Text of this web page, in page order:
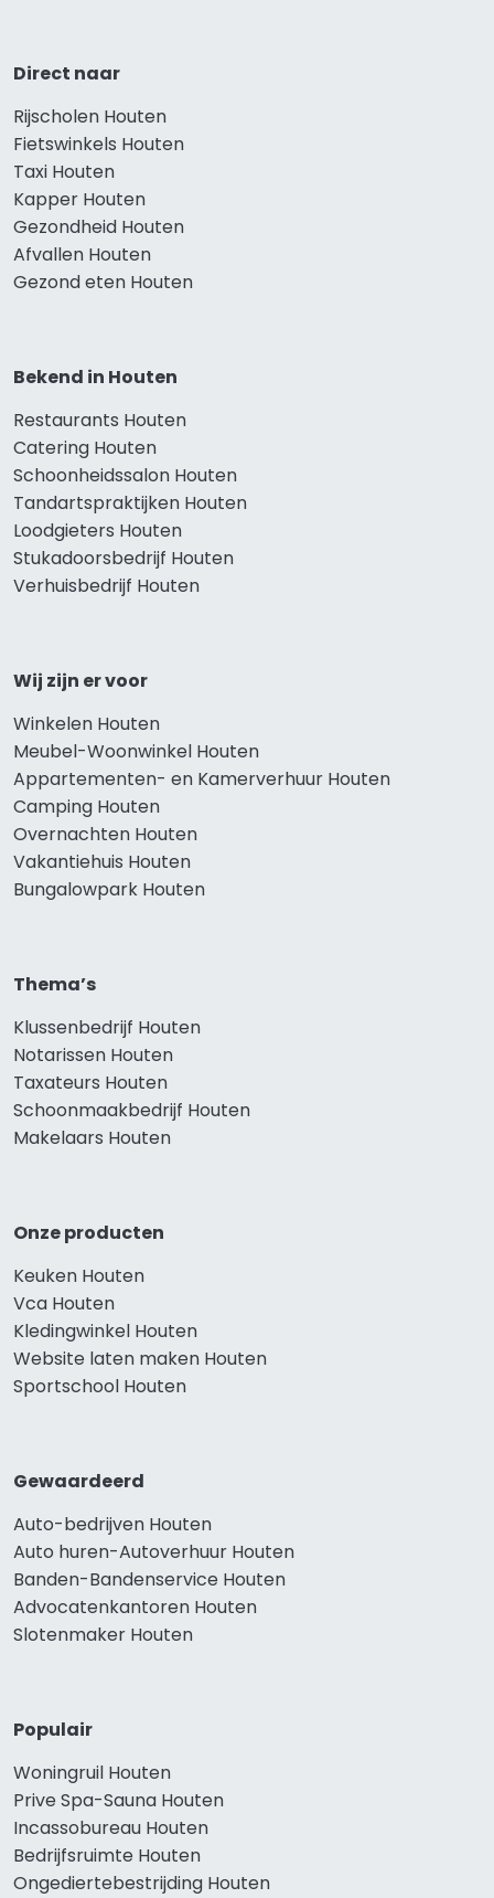
Direct naar
Rijscholen Houten
Fietswinkels Houten
Taxi Houten
Kapper Houten
Gezondheid Houten
Afvallen Houten
Gezond eten Houten
Bekend in Houten
Restaurants Houten
Catering Houten
Schoonheidssalon Houten
Tandartspraktijken Houten
Loodgieters Houten
Stukadoorsbedrijf Houten
Verhuisbedrijf Houten
Wij zijn er voor
Winkelen Houten
Meubel-Woonwinkel Houten
Appartementen- en Kamerverhuur Houten
Camping Houten
Overnachten Houten
Vakantiehuis Houten
Bungalowpark Houten
Thema’s
Klussenbedrijf Houten
Notarissen Houten
Taxateurs Houten
Schoonmaakbedrijf Houten
Makelaars Houten
Onze producten
Keuken Houten
Vca Houten
Kledingwinkel Houten
Website laten maken Houten
Sportschool Houten
Gewaardeerd
Auto-bedrijven Houten
Auto huren-Autoverhuur Houten
Banden-Bandenservice Houten
Advocatenkantoren Houten
Slotenmaker Houten
Populair
Woningruil Houten
Prive Spa-Sauna Houten
Incassobureau Houten
Bedrijfsruimte Houten
Ongediertebestrijding Houten